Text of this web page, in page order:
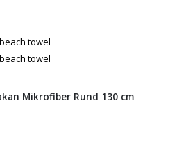
Mikrofiber Rund 130 cm